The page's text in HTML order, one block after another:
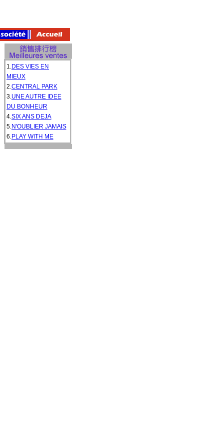
1.DES VIES EN
MIEUX
2.CENTRAL PARK
3.UNE AUTRE IDEE
DU BONHEUR
4.SIX ANS DEJA
5.N'OUBLIER JAMAIS
6.PLAY WITH ME